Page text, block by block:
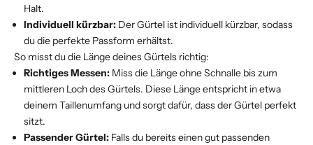
Halt.
Individuell kürzbar: Der Gürtel ist individuell kürzbar, sodass
du die perfekte Passform erhältst.
So misst du die Länge deines Gürtels richtig:
Richtiges Messen: Miss die Länge ohne Schnalle bis zum
mittleren Loch des Gürtels. Diese Länge entspricht in etwa
deinem Taillenumfang und sorgt dafür, dass der Gürtel perfekt
sitzt.
Passender Gürtel: Falls du bereits einen gut passenden